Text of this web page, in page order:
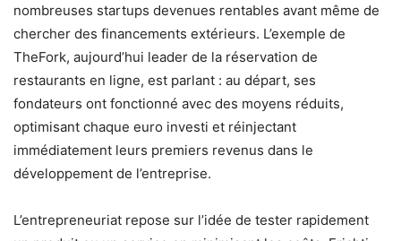
nombreuses startups devenues rentables avant même de
chercher des financements extérieurs. L’exemple de
TheFork, aujourd’hui leader de la réservation de
restaurants en ligne, est parlant : au départ, ses
fondateurs ont fonctionné avec des moyens réduits,
optimisant chaque euro investi et réinjectant
immédiatement leurs premiers revenus dans le
développement de l’entreprise.
L’entrepreneuriat repose sur l’idée de tester rapidement